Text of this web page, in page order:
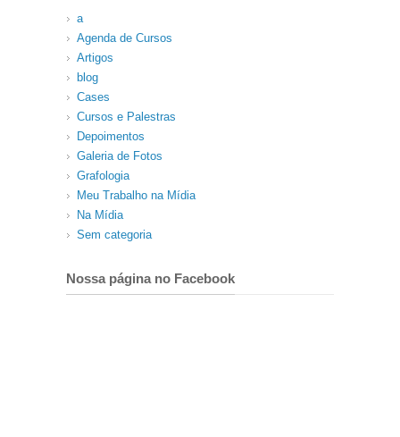
a
Agenda de Cursos
Artigos
blog
Cases
Cursos e Palestras
Depoimentos
Galeria de Fotos
Grafologia
Meu Trabalho na Mídia
Na Mídia
Sem categoria
Nossa página no Facebook